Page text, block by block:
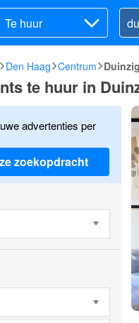
Te huur
Den Haag Centrum
te huur in
advertenties per
zoekopdracht